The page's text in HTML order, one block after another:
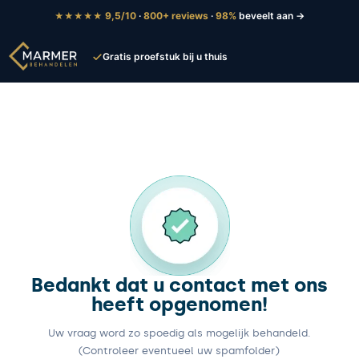
★★★★★ 9,5/10 · 800+ reviews · 98% beveelt aan →
Gratis proefstuk bij u thuis
Bedankt dat u contact met ons
heeft opgenomen!
Uw vraag word zo spoedig als mogelijk behandeld.
(Controleer eventueel uw spamfolder)